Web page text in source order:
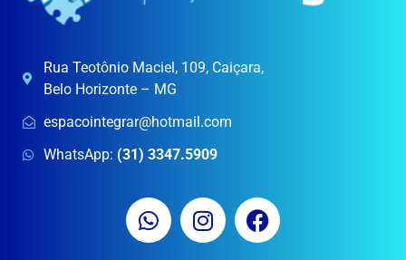
Rua Teotônio Maciel, 109, Caiçara,
Belo Horizonte – MG
espacointegrar@hotmail.com
WhatsApp: (31) 3347.5909